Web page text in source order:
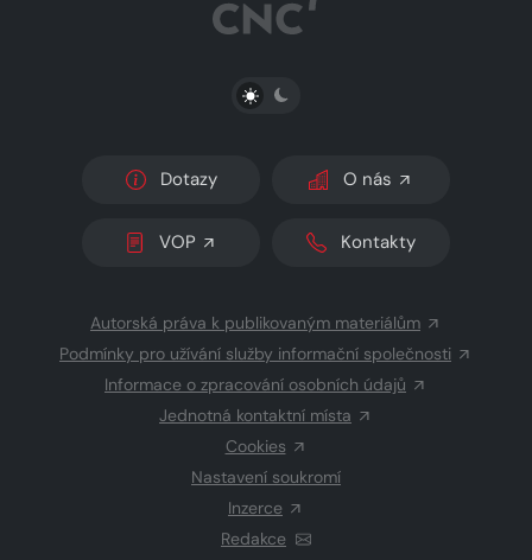
PŘEPNOUT SVĚTLÝ/TMAVÝ REŽIM
Dotazy O nás
VOP Kontakty
Autorská práva k publikovaným materiálům
Podmínky pro užívání služby informační společnosti
Informace o zpracování osobních údajů
Jednotná kontaktní místa
Cookies
Nastavení soukromí
Inzerce
Redakce